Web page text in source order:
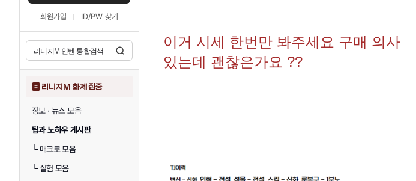
회원가입 ID/PW 찾기
리니지M 화제 집중
정보 · 뉴스 모음
팁과 노하우 게시판
└매크로 모음
└실험 모음
이거 시세 한번만 봐주세요 구매 의사
있는데 괜찮은가요 ??